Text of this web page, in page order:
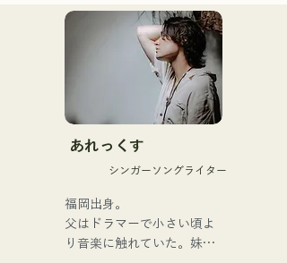
嗓音，傳遞著直白而有力的
信息，輕輕觸動著聽眾的心
她們於2025年1月23日發行
首支單曲《Zatsuni
Tamede》，正式出道。
原聲、伴奏和樂隊編曲。
她們的錄音和現場演出得到
あれっくす
シンガーソングライター
福岡出身。
父はドラマーで小さい頃よ
り音楽に触れていた。妹